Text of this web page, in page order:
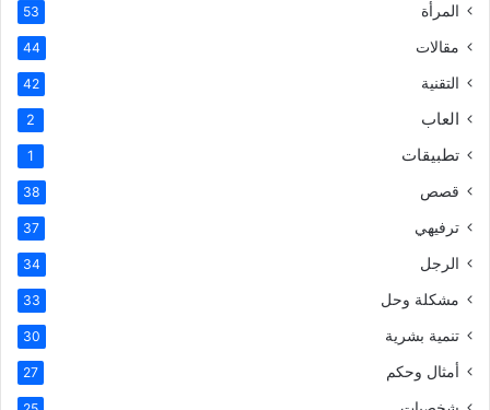
المرأة 53
مقالات 44
التقنية 42
العاب 2
تطبيقات 1
قصص 38
ترفيهي 37
الرجل 34
مشكلة وحل 33
تنمية بشرية 30
أمثال وحكم 27